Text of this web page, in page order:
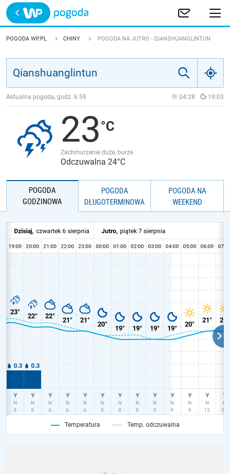
Trwa ładowanie
POLSKA
JAKOŚĆ POWIETRZA
POGODA WP.PL CHINY POGODA NA JUTRO - QIANSHUANGLINTUN
Aktualna pogoda, godz. 6:59 04:28 19:03
23
Zachmurzenie duże, burze
Odczuwalna 24°C
POGODA
GODZINOWA
POGODA
DŁUGOTERMINOWA
POGODA NA
WEEKEND
Temperatura Temp. odczuwalna